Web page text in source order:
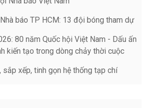
báo TP HCM: 13 đội bóng tham dự
80 năm Quốc hội Việt Nam - Dấu ấn
kiến tạo trong dòng chảy thời cuộc
sắp xếp, tinh gọn hệ thống tạp chí